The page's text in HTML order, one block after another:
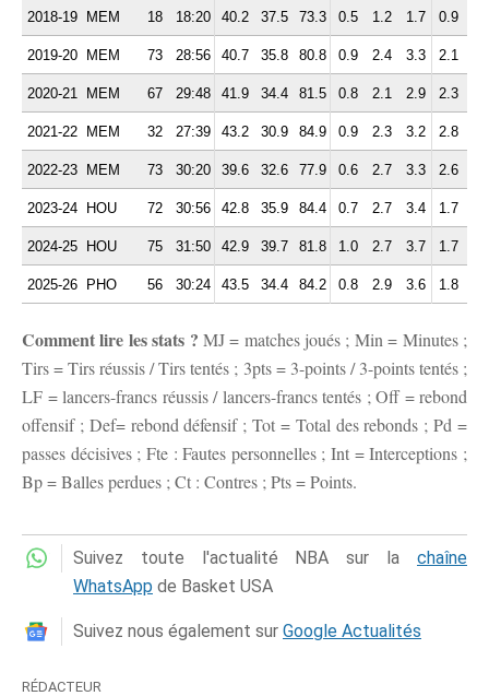
2018-19 MEM 18 18:20 40.2 37.5 73.3 0.5 1.2 1.7 0.9
2019-20 MEM 73 28:56 40.7 35.8 80.8 0.9 2.4 3.3 2.1
2020-21 MEM 67 29:48 41.9 34.4 81.5 0.8 2.1 2.9 2.3
2021-22 MEM 32 27:39 43.2 30.9 84.9 0.9 2.3 3.2 2.8
2022-23 MEM 73 30:20 39.6 32.6 77.9 0.6 2.7 3.3 2.6
2023-24 HOU 72 30:56 42.8 35.9 84.4 0.7 2.7 3.4 1.7
2024-25 HOU 75 31:50 42.9 39.7 81.8 1.0 2.7 3.7 1.7
2025-26 PHO 56 30:24 43.5 34.4 84.2 0.8 2.9 3.6 1.8
Comment lire les stats ? MJ = matches joués ; Min = Minutes ;
Tirs = Tirs réussis / Tirs tentés ; 3pts = 3-points / 3-points tentés ;
LF = lancers-francs réussis / lancers-francs tentés ; Off = rebond
offensif ; Def= rebond défensif ; Tot = Total des rebonds ; Pd =
passes décisives ; Fte : Fautes personnelles ; Int = Interceptions ;
Bp = Balles perdues ; Ct : Contres ; Pts = Points.
Suivez toute l'actualité NBA sur la chaîne
WhatsApp de Basket USA
Suivez nous également sur Google Actualités
RÉDACTEUR